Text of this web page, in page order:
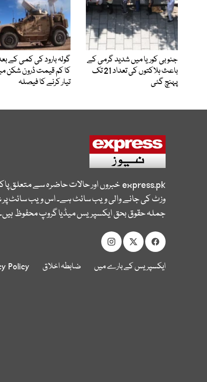
جنوبی کوریا میں شدید گرمی کے
باعث ہلاکتوں کی تعداد 21 تک
پہنچ گئی
گولہ بارود کی کمی کے
کا کم قیمت ڈرون شکن
تیار کرنے کا فیصلہ
express.pkخبروں اور حالات حاضرہ سے متعلق
وزٹ کی جانے والی ویب سائٹ ہے۔ اس ویب سائٹ پر
جملہ حقوق بحق ایکسپریس میڈیا گروپ محفوظ
ایکسپریس کے بارے میں ضابطہ اخلاق Policy